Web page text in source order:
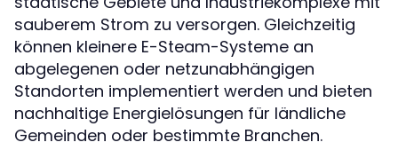
sauberem Strom zu versorgen. Gleichzeitig
können kleinere E-Steam-Systeme an
abgelegenen oder netzunabhängigen
Standorten implementiert werden und bieten
nachhaltige Energielösungen für ländliche
Gemeinden oder bestimmte Branchen.